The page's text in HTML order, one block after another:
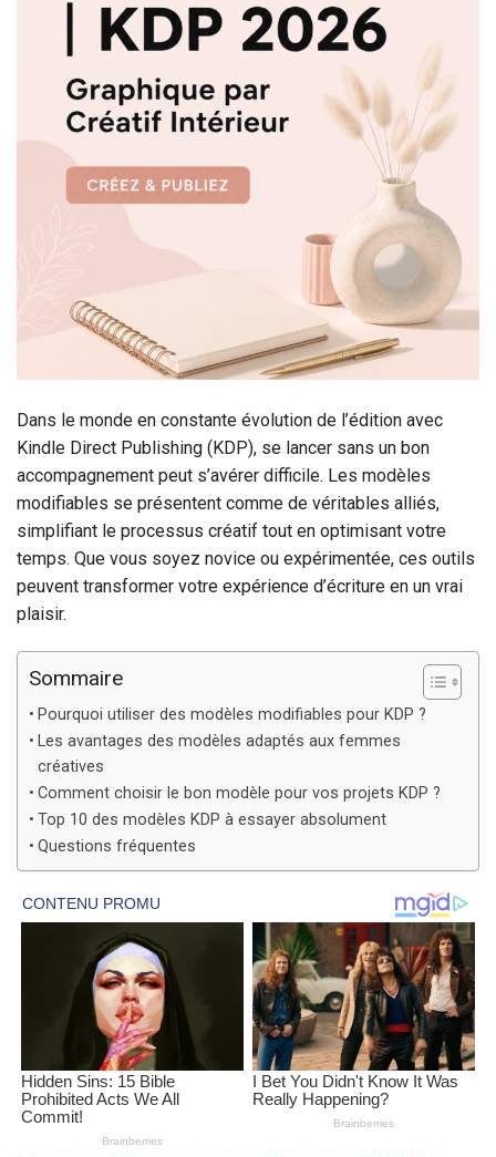
Dans le monde en constante évolution de l’édition avec
Kindle Direct Publishing (KDP), se lancer sans un bon
accompagnement peut s’avérer difficile. Les modèles
modifiables se présentent comme de véritables alliés,
simplifiant le processus créatif tout en optimisant votre
temps. Que vous soyez novice ou expérimentée, ces outils
peuvent transformer votre expérience d’écriture en un vrai
plaisir.
Sommaire
Pourquoi utiliser des modèles modifiables pour KDP ?
Les avantages des modèles adaptés aux femmes
créatives
Comment choisir le bon modèle pour vos projets KDP ?
Top 10 des modèles KDP à essayer absolument
Questions fréquentes